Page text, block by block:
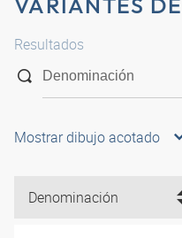
Resultados
Mostrar dibujo acotado
Denominación